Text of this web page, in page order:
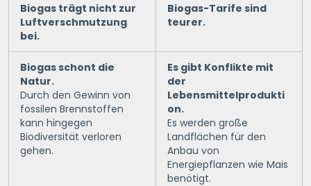
Biogas trägt nicht zur
Luftverschmutzung
bei.
Biogas-Tarife sind
teurer.
Biogas schont die
Natur.
Durch den Gewinn von
fossilen Brennstoffen
kann hingegen
Biodiversität verloren
gehen.
Es gibt Konflikte mit
der
Lebensmittelprodukti
on.
Es werden große
Landflächen für den
Anbau von
Energiepflanzen wie Mais
benötigt.